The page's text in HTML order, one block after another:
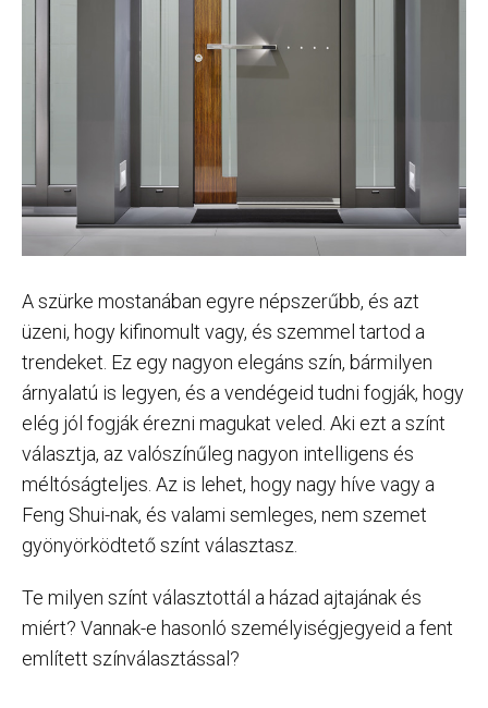
A szürke mostanában egyre népszerűbb, és azt
üzeni, hogy kifinomult vagy, és szemmel tartod a
trendeket. Ez egy nagyon elegáns szín, bármilyen
árnyalatú is legyen, és a vendégeid tudni fogják, hogy
elég jól fogják érezni magukat veled. Aki ezt a színt
választja, az valószínűleg nagyon intelligens és
méltóságteljes. Az is lehet, hogy nagy híve vagy a
Feng Shui-nak, és valami semleges, nem szemet
gyönyörködtető színt választasz.
Te milyen színt választottál a házad ajtajának és
miért? Vannak-e hasonló személyiségjegyeid a fent
említett színválasztással?